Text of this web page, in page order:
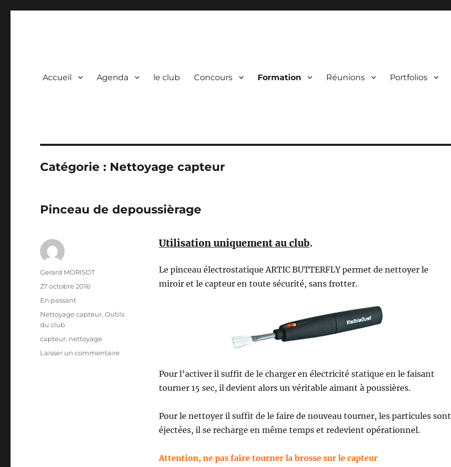
Accueil Agenda le club Concours Formation Réunions Portfolios
Catégorie : Nettoyage capteur
Pinceau de depoussièrage
Utilisation uniquement au club.
Le pinceau électrostatique ARTIC BUTTERFLY permet de nettoyer le
miroir et le capteur en toute sécurité, sans frotter.
Pour l’activer il suffit de le charger en électricité statique en le faisant
tourner 15 sec, il devient alors un véritable aimant à poussières.
Pour le nettoyer il suffit de le faire de nouveau tourner, les particules sont
éjectées, il se recharge en même temps et redevient opérationnel.
Attention, ne pas faire tourner la brosse sur le capteur
Auteur
Gerard MORISOT
Publié
27 octobre 2016
Format
En passant
Catégories
Nettoyage capteur,Outils
du club
Étiquettes
capteur, nettoyage
Laisser un commentairesur
depoussièrage